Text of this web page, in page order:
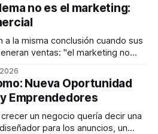
a las personas a tomar mejores
metabólica. Su propuesta busca
no es el marketing:
a la misma conclusión cuando sus
ventas: "el marketing no
en otro lugar. Durante
SER PRO, el especialista en
que
Nueva Oportunidad
Emprendedores
un negocio quería decir una
para los anuncios, un